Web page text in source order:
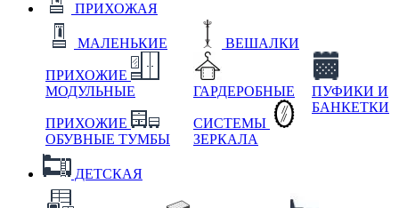
ПРИХОЖАЯ
МАЛЕНЬКИЕ
ПРИХОЖИЕ
МОДУЛЬНЫЕ
ПРИХОЖИЕ
ОБУВНЫЕ ТУМБЫ
ВЕШАЛКИ
ГАРДЕРОБНЫЕ
СИСТЕМЫ
ЗЕРКАЛА
ПУФИКИ И
БАНКЕТКИ
ДЕТСКАЯ